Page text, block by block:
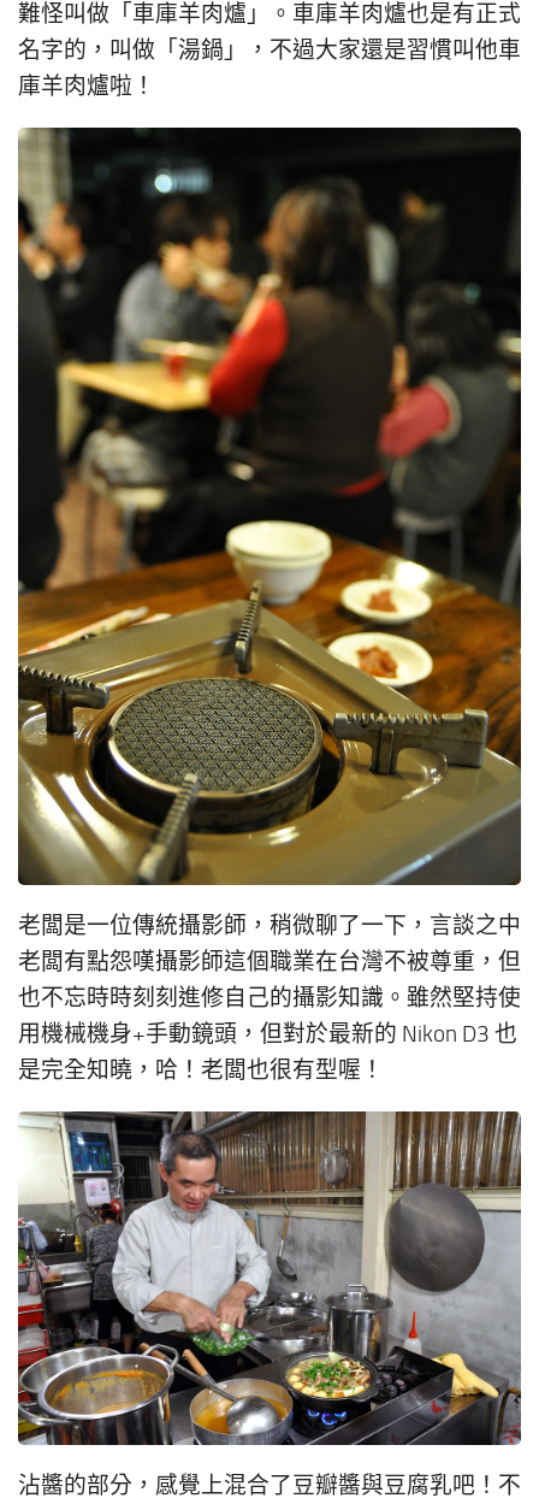
難怪叫做「車庫羊肉爐」。車庫羊肉爐也是有正式
名字的，叫做「湯鍋」，不過大家還是習慣叫他車
庫羊肉爐啦！
老闆是一位傳統攝影師，稍微聊了一下，言談之中
老闆有點怨嘆攝影師這個職業在台灣不被尊重，但
也不忘時時刻刻進修自己的攝影知識。雖然堅持使
用機械機身+手動鏡頭，但對於最新的 Nikon D3 也
是完全知曉，哈！老闆也很有型喔！
沾醬的部分，感覺上混合了豆瓣醬與豆腐乳吧！不